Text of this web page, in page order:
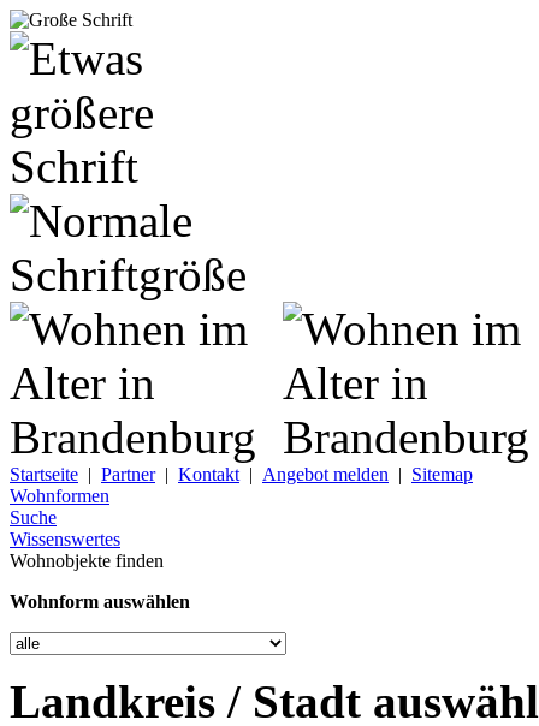
Startseite | Partner| Kontakt | Angebot melden | Sitemap
Wohnformen
Suche
Wissenswertes
Wohnobjekte finden
Wohnform auswählen
Landkreis / Stadt